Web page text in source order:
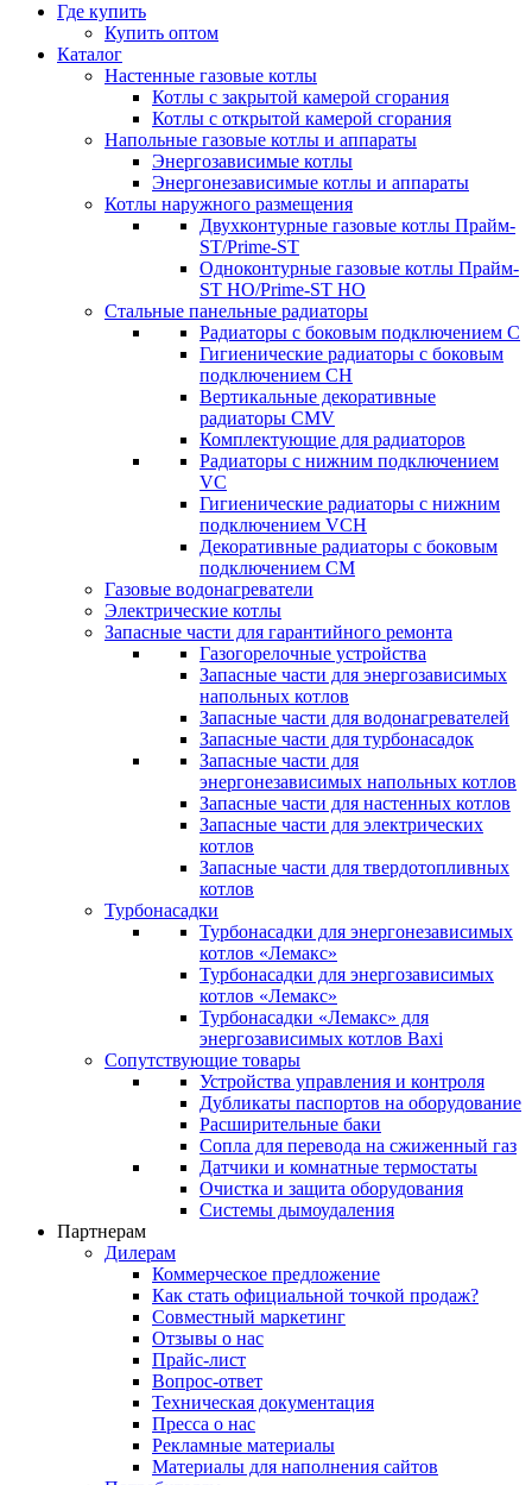
Где купить
Купить оптом
Каталог
Настенные газовые котлы
Котлы с закрытой камерой сгорания
Котлы с открытой камерой сгорания
Напольные газовые котлы и аппараты
Энергозависимые котлы
Энергонезависимые котлы и аппараты
Котлы наружного размещения
Двухконтурные газовые котлы Прайм-
ST/Prime-ST
Одноконтурные газовые котлы Прайм-
ST HO/Prime-ST HO
Стальные панельные радиаторы
Радиаторы c боковым подключением C
Гигиенические радиаторы c боковым
подключением CH
Вертикальные декоративные
радиаторы CMV
Комплектующие для радиаторов
Радиаторы c нижним подключением
VC
Гигиенические радиаторы c нижним
подключением VCH
Декоративные радиаторы с боковым
подключением CM
Газовые водонагреватели
Электрические котлы
Запасные части для гарантийного ремонта
Газогорелочные устройства
Запасные части для энергозависимых
напольных котлов
Запасные части для водонагревателей
Запасные части для турбонасадок
Запасные части для
энергонезависимых напольных котлов
Запасные части для настенных котлов
Запасные части для электрических
котлов
Запасные части для твердотопливных
котлов
Турбонасадки
Турбонасадки для энергонезависимых
котлов «Лемакс»
Турбонасадки для энергозависимых
котлов «Лемакс»
Турбонасадки «Лемакс» для
энергозависимых котлов Baxi
Сопутствующие товары
Устройства управления и контроля
Дубликаты паспортов на оборудование
Расширительные баки
Сопла для перевода на сжиженный газ
Датчики и комнатные термостаты
Очистка и защита оборудования
Системы дымоудаления
Партнерам
Дилерам
Коммерческое предложение
Как стать официальной точкой продаж?
Совместный маркетинг
Отзывы о нас
Прайс-лист
Вопрос-ответ
Техническая документация
Пресса о нас
Рекламные материалы
Материалы для наполнения сайтов